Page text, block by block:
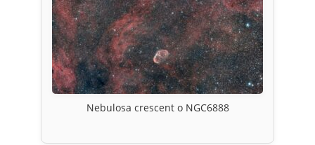
Nebulosa crescent o NGC6888